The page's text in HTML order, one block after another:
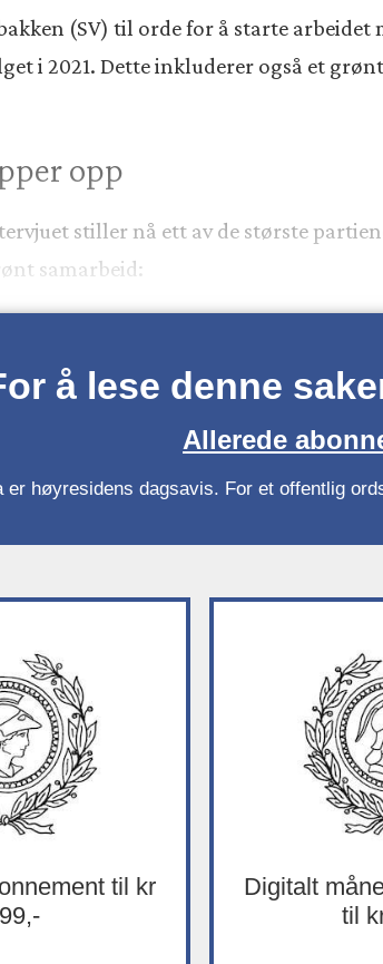
(SV) til orde for å starte
i 2021. Dette inkluderer også et
opp
stiller nå ett av de største
samarbeid:
å lese denne
Allerede
er høyresidens dagsavis. For et offentlig
til kr
Digitalt
til